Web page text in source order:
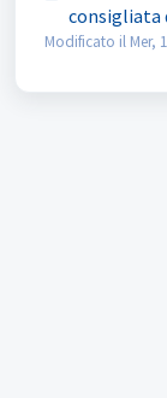
consigliata
Modificato il Mer,